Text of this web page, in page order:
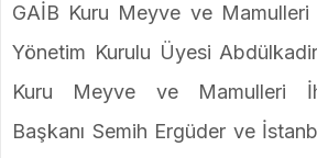
GAİB Kuru Meyve ve Mamulleri
Yönetim Kurulu Üyesi
Kuru Meyve ve Mamulleri
Başkanı Semih Ergüder ve